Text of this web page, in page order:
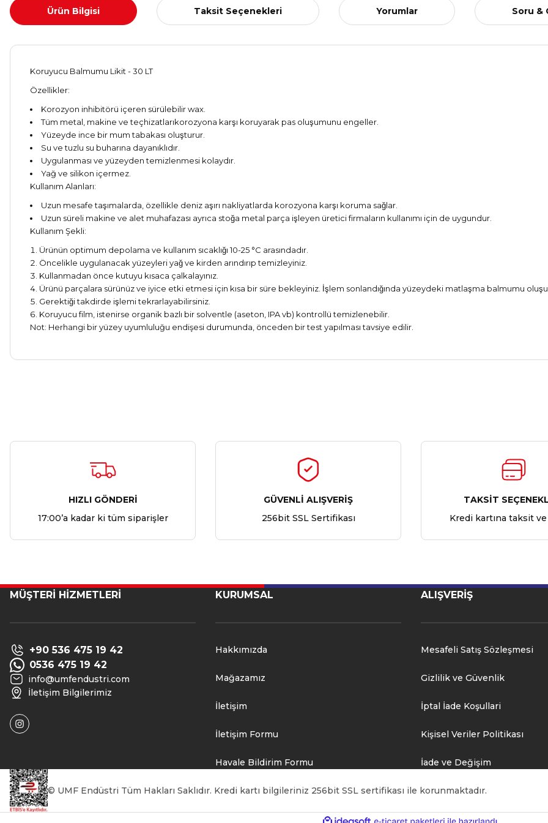
Ürün Bilgisi Taksit Seçenekleri Yorumlar Soru &
Koruyucu Balmumu Likit - 30 LT
Özellikler:
Korozyon inhibitörü içeren sürülebilir wax.
Tüm metal, makine ve teçhizatlarıkorozyona karşı koruyarak pas oluşumunu engeller.
Yüzeyde ince bir mum tabakası oluşturur.
Su ve tuzlu su buharına dayanıklıdır.
Uygulanması ve yüzeyden temizlenmesi kolaydır.
Yağ ve silikon içermez.
Kullanım Alanları:
Uzun mesafe taşımalarda, özellikle deniz aşırı nakliyatlarda korozyona karşı koruma sağlar.
Uzun süreli makine ve alet muhafazası ayrıca stoğa metal parça işleyen üretici firmaların kullanımı için de uygundur.
Kullanım Şekli:
Ürünün optimum depolama ve kullanım sıcaklığı 10-25 °C arasındadır.
Öncelikle uygulanacak yüzeyleri yağ ve kirden arındırıp temizleyiniz.
Kullanmadan önce kutuyu kısaca çalkalayınız.
Ürünü parçalara sürünüz ve iyice etki etmesi için kısa bir süre bekleyiniz. İşlem sonlandığında yüzeydeki matlaşma balmumu
Gerektiği takdirde işlemi tekrarlayabilirsiniz.
Koruyucu film, istenirse organik bazlı bir solventle (aseton, IPA vb) kontrollü temizlenebilir.
Not: Herhangi bir yüzey uyumluluğu endişesi durumunda, önceden bir test yapılması tavsiye edilir.
Yorum Yaz
Soru Sor
HIZLI GÖNDERİ
17:00’a kadar ki tüm siparişler
GÜVENLİ ALIŞVERİŞ
256bit SSL Sertifikası
TAKSİT
Kredi kartına taksit
MÜŞTERİ HİZMETLERİ
+90 536 475 19 42
0536 475 19 42
info@umfendustri.com
İletişim Bilgilerimiz
KURUMSAL
Hakkımızda
Mağazamız
İletişim
İletişim Formu
Havale Bildirim Formu
ALIŞVERİŞ
Mesafeli Satış Sözleşmesi
Gizlilik ve Güvenlik
İptal İade Koşullari
Kişisel Veriler Politikası
İade ve Değişim
© UMF Endüstri Tüm Hakları Saklıdır. Kredi kartı bilgileriniz 256bit SSL sertifikası ile korunmaktadır.